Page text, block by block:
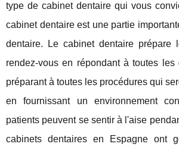
type de cabinet dentaire qui vous
cabinet dentaire est une partie
dentaire. Le cabinet dentaire prépare
rendez-vous en répondant à toutes
préparant à toutes les procédures qui
en fournissant un environnement
patients peuvent se sentir à l'aise
cabinets dentaires en Espagne ont